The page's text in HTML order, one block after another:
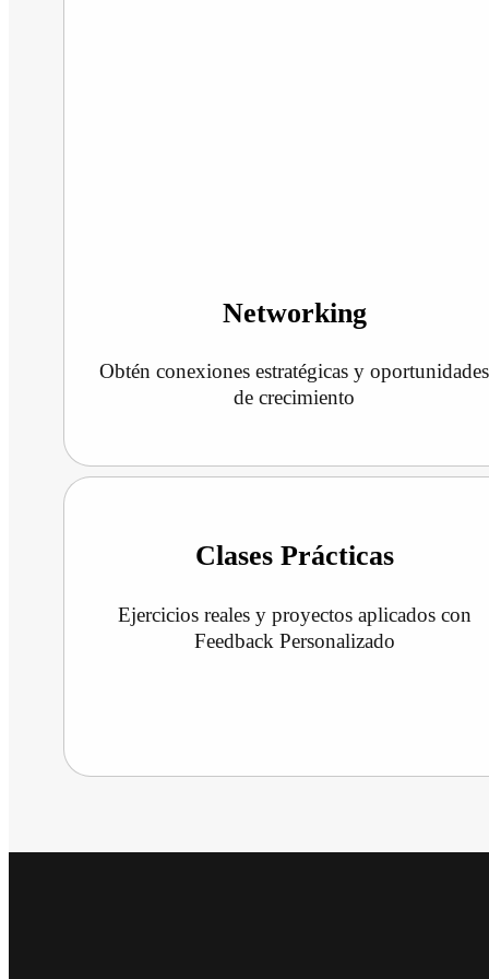
Networking
Obtén conexiones estratégicas y oportunidades
de crecimiento
Clases Prácticas
Ejercicios reales y proyectos aplicados con
Feedback Personalizado